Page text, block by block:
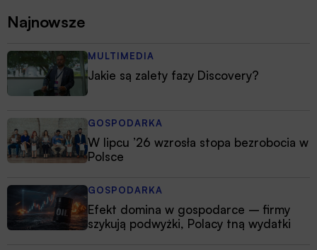
Najnowsze
MULTIMEDIA
Jakie są zalety fazy Discovery?
GOSPODARKA
W lipcu ’26 wzrosła stopa bezrobocia w
Polsce
GOSPODARKA
Efekt domina w gospodarce – firmy
szykują podwyżki, Polacy tną wydatki